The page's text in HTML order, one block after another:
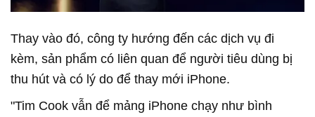
Thay vào đó, công ty hướng đến các dịch vụ đi
kèm, sản phẩm có liên quan để người tiêu dùng bị
thu hút và có lý do để thay mới iPhone.
"Tim Cook vẫn để mảng iPhone chạy như bình